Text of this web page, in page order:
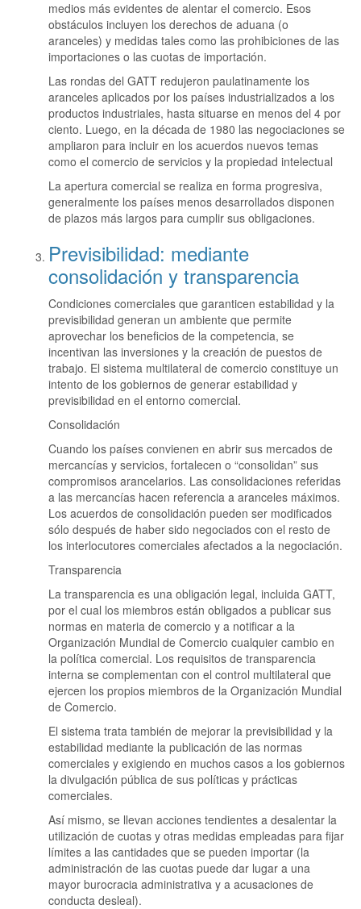
medios más evidentes de alentar el comercio. Esos
obstáculos incluyen los derechos de aduana (o
aranceles) y medidas tales como las prohibiciones de las
importaciones o las cuotas de importación.
Las rondas del GATT redujeron paulatinamente los
aranceles aplicados por los países industrializados a los
productos industriales, hasta situarse en menos del 4 por
ciento. Luego, en la década de 1980 las negociaciones se
ampliaron para incluir en los acuerdos nuevos temas
como el comercio de servicios y la propiedad intelectual
La apertura comercial se realiza en forma progresiva,
generalmente los países menos desarrollados disponen
de plazos más largos para cumplir sus obligaciones.
Previsibilidad: mediante
consolidación y transparencia
Condiciones comerciales que garanticen estabilidad y la
previsibilidad generan un ambiente que permite
aprovechar los beneficios de la competencia, se
incentivan las inversiones y la creación de puestos de
trabajo. El sistema multilateral de comercio constituye un
intento de los gobiernos de generar estabilidad y
previsibilidad en el entorno comercial.
Consolidación
Cuando los países convienen en abrir sus mercados de
mercancías y servicios, fortalecen o “consolidan” sus
compromisos arancelarios. Las consolidaciones referidas
a las mercancías hacen referencia a aranceles máximos.
Los acuerdos de consolidación pueden ser modificados
sólo después de haber sido negociados con el resto de
los interlocutores comerciales afectados a la negociación.
Transparencia
La transparencia es una obligación legal, incluida GATT,
por el cual los miembros están obligados a publicar sus
normas en materia de comercio y a notificar a la
Organización Mundial de Comercio cualquier cambio en
la política comercial. Los requisitos de transparencia
interna se complementan con el control multilateral que
ejercen los propios miembros de la Organización Mundial
de Comercio.
El sistema trata también de mejorar la previsibilidad y la
estabilidad mediante la publicación de las normas
comerciales y exigiendo en muchos casos a los gobiernos
la divulgación pública de sus políticas y prácticas
comerciales.
Así mismo, se llevan acciones tendientes a desalentar la
utilización de cuotas y otras medidas empleadas para fijar
límites a las cantidades que se pueden importar (la
administración de las cuotas puede dar lugar a una
mayor burocracia administrativa y a acusaciones de
conducta desleal).